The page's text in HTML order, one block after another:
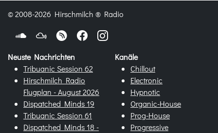
© 2008-2026 Hirschmilch ® Radio
Neuste Nachrichten
Tribuanic Session 62
Hirschmilch Radio
Flugplan - August 2026
Dispatched Minds 19
Tribuanic Session 61
Dispatched Minds 18 -
Kanäle
Chillout
Electronic
Hypnotic
Organic-House
Prog-House
Progressive